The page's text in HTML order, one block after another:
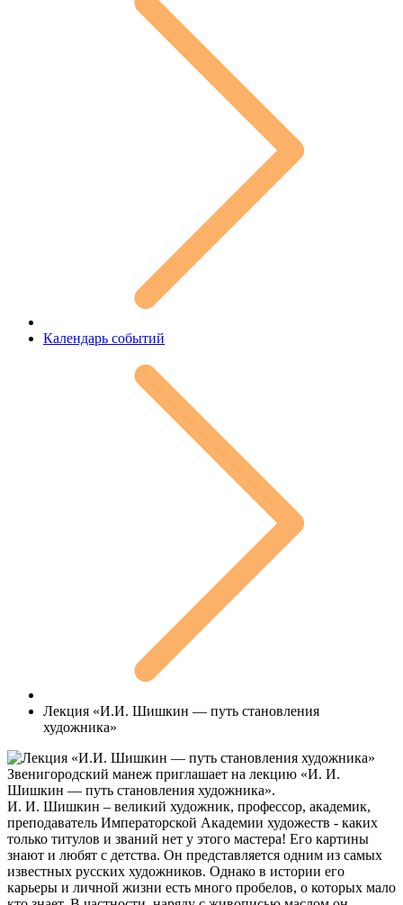
Календарь событий
Лекция «И.И. Шишкин — путь становления
художника»
Звенигородский манеж приглашает на лекцию «И. И.
Шишкин — путь становления художника».
И. И. Шишкин – великий художник, профессор, академик,
преподаватель Императорской Академии художеств - каких
только титулов и званий нет у этого мастера! Его картины
знают и любят с детства. Он представляется одним из самых
известных русских художников. Однако в истории его
карьеры и личной жизни есть много пробелов, о которых мало